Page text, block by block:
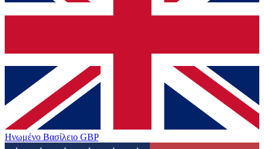
Ηνωμένο Βασίλειο GBP